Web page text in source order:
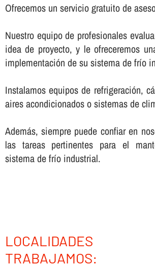
Ofrecemos un servicio gratuito de
Nuestro equipo de profesionales
idea de proyecto, y le ofreceremos
implementación de su sistema de frí­o
Instalamos equipos de refrigeración,
aires acondicionados o sistemas de
Además, siempre puede confiar en
las tareas pertinentes para el
sistema de frí­o industrial.
LOCALIDADES
TRABAJAMOS: